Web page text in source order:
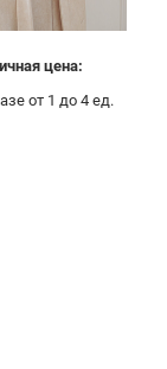
цена:
от 1 до 4 ед.